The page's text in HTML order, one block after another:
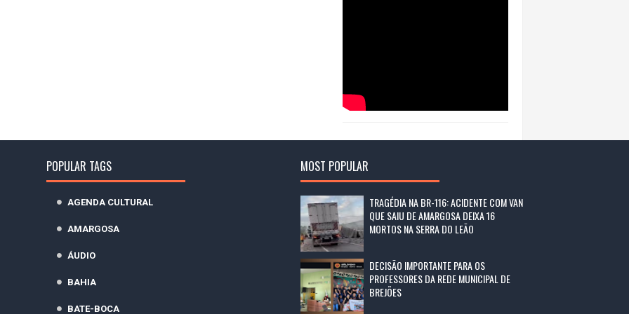
POPULAR TAGS
AGENDA CULTURAL
AMARGOSA
ÁUDIO
BAHIA
BATE-BOCA
MOST POPULAR
TRAGÉDIA NA BR-116: ACIDENTE COM VAN
QUE SAIU DE AMARGOSA DEIXA 16
MORTOS NA SERRA DO LEÃO
DECISÃO IMPORTANTE PARA OS
PROFESSORES DA REDE MUNICIPAL DE
BREJÕES